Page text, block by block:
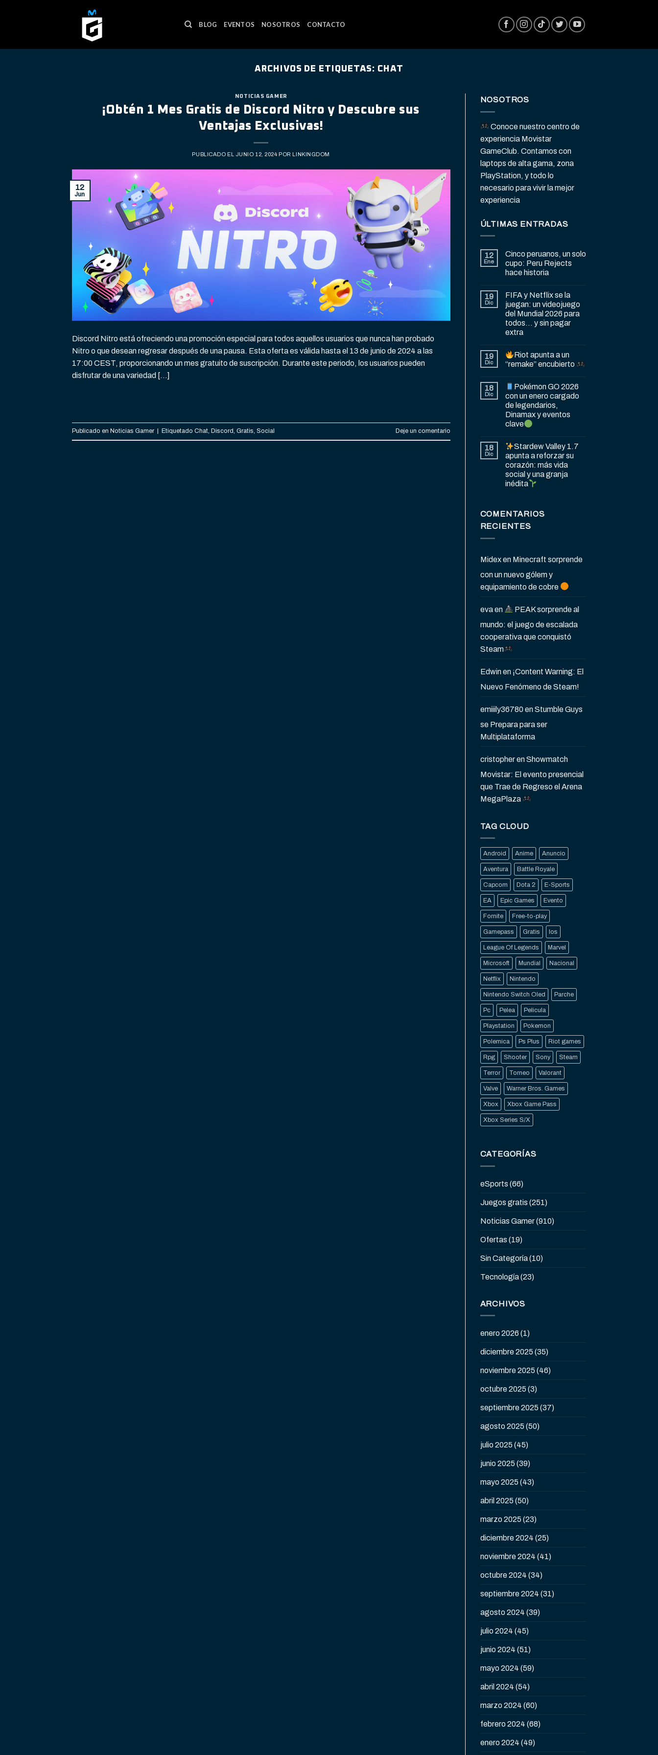
BLOG EVENTOS NOSOTROS CONTACTO
ARCHIVOS DE ETIQUETAS: CHAT
NOTICIAS GAMER
¡Obtén 1 Mes Gratis de Discord Nitro y Descubre sus
Ventajas Exclusivas!
PUBLICADO EL JUNIO 12, 2024 POR LINKINGDOM
12
Jun
Discord Nitro está ofreciendo una promoción especial para todos aquellos usuarios que nunca han probado
Nitro o que desean regresar después de una pausa. Esta oferta es válida hasta el 13 de junio de 2024 a las
17:00 CEST, proporcionando un mes gratuito de suscripción. Durante este periodo, los usuarios pueden
disfrutar de una variedad […]
Publicado en Noticias Gamer Etiquetado Chat, Discord, Gratis, Social Deje un comentario
NOSOTROS
Conoce nuestro centro de
experiencia Movistar
GameClub. Contamos con
laptops de alta gama, zona
PlayStation, y todo lo
necesario para vivir la mejor
experiencia
ÚLTIMAS ENTRADAS
12
Ene
Cinco peruanos, un solo
cupo: Peru Rejects
hace historia
19
Dic
FIFA y Netflix se la
juegan: un videojuego
del Mundial 2026 para
todos… y sin pagar
extra
19
Dic
Riot apunta a un
“remake” encubierto
18
Dic
Pokémon GO 2026
con un enero cargado
de legendarios,
Dinamax y eventos
clave
18
Dic
Stardew Valley 1.7
apunta a reforzar su
corazón: más vida
social y una granja
inédita
COMENTARIOS
RECIENTES
Midexen Minecraft sorprende
con un nuevo gólem y
equipamiento de cobre
evaen
PEAK sorprende al
mundo: el juego de escalada
cooperativa que conquistó
Steam
Edwinen ¡Content Warning: El
Nuevo Fenómeno de Steam!
emiiily36780enStumble Guys
se Prepara para ser
Multiplataforma
cristopherenShowmatch
Movistar: El evento presencial
que Trae de Regreso el Arena
MegaPlaza
TAG CLOUD
Android Anime Anuncio
Aventura Battle Royale
Capcom Dota 2 E-Sports
EA Epic Games Evento
Fornite Free-to-play
Gamepass Gratis Ios
League Of Legends Marvel
Microsoft Mundial Nacional
Netflix Nintendo
Nintendo Switch Oled Parche
Pc Pelea Pelicula
Playstation Pokemon
Polemica Ps Plus Riot games
Rpg Shooter Sony Steam
Terror Torneo Valorant
Valve Warner Bros. Games
Xbox Xbox Game Pass
Xbox Series S/X
CATEGORÍAS
eSports (66)
Juegos gratis (251)
Noticias Gamer(910)
Ofertas (19)
Sin Categoría(10)
Tecnología(23)
ARCHIVOS
enero 2026 (1)
diciembre 2025 (35)
noviembre 2025 (46)
octubre 2025 (3)
septiembre 2025 (37)
agosto 2025 (50)
julio 2025 (45)
junio 2025 (39)
mayo 2025 (43)
abril 2025 (50)
marzo 2025 (23)
diciembre 2024 (25)
noviembre 2024 (41)
octubre 2024 (34)
septiembre 2024 (31)
agosto 2024 (39)
julio 2024 (45)
junio 2024 (51)
mayo 2024 (59)
abril 2024 (54)
marzo 2024 (60)
febrero 2024 (68)
enero 2024 (49)